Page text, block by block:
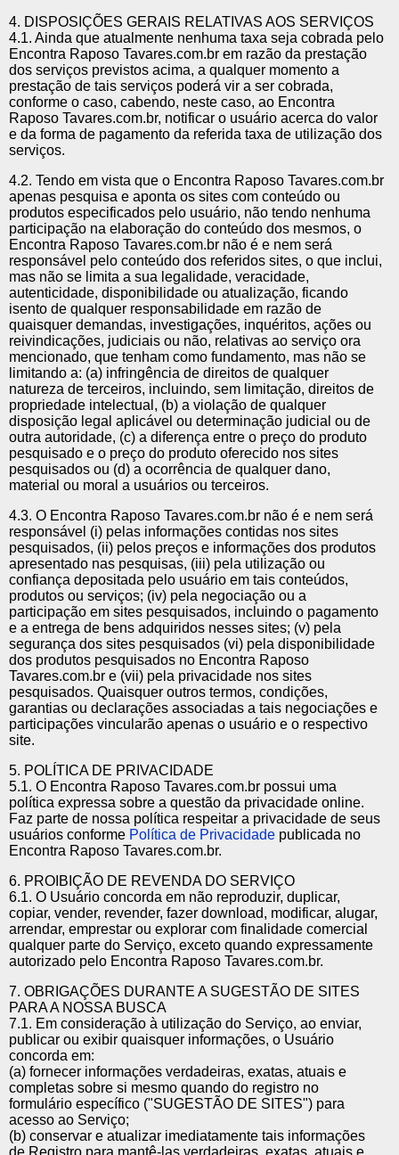
4. DISPOSIÇÕES GERAIS RELATIVAS AOS SERVIÇOS
4.1. Ainda que atualmente nenhuma taxa seja cobrada pelo
Encontra Raposo Tavares.com.br em razão da prestação
dos serviços previstos acima, a qualquer momento a
prestação de tais serviços poderá vir a ser cobrada,
conforme o caso, cabendo, neste caso, ao Encontra
Raposo Tavares.com.br, notificar o usuário acerca do valor
e da forma de pagamento da referida taxa de utilização dos
serviços.
4.2. Tendo em vista que o Encontra Raposo Tavares.com.br
apenas pesquisa e aponta os sites com conteúdo ou
produtos especificados pelo usuário, não tendo nenhuma
participação na elaboração do conteúdo dos mesmos, o
Encontra Raposo Tavares.com.br não é e nem será
responsável pelo conteúdo dos referidos sites, o que inclui,
mas não se limita a sua legalidade, veracidade,
autenticidade, disponibilidade ou atualização, ficando
isento de qualquer responsabilidade em razão de
quaisquer demandas, investigações, inquéritos, ações ou
reivindicações, judiciais ou não, relativas ao serviço ora
mencionado, que tenham como fundamento, mas não se
limitando a: (a) infringência de direitos de qualquer
natureza de terceiros, incluindo, sem limitação, direitos de
propriedade intelectual, (b) a violação de qualquer
disposição legal aplicável ou determinação judicial ou de
outra autoridade, (c) a diferença entre o preço do produto
pesquisado e o preço do produto oferecido nos sites
pesquisados ou (d) a ocorrência de qualquer dano,
material ou moral a usuários ou terceiros.
4.3. O Encontra Raposo Tavares.com.br não é e nem será
responsável (i) pelas informações contidas nos sites
pesquisados, (ii) pelos preços e informações dos produtos
apresentado nas pesquisas, (iii) pela utilização ou
confiança depositada pelo usuário em tais conteúdos,
produtos ou serviços; (iv) pela negociação ou a
participação em sites pesquisados, incluindo o pagamento
e a entrega de bens adquiridos nesses sites; (v) pela
segurança dos sites pesquisados (vi) pela disponibilidade
dos produtos pesquisados no Encontra Raposo
Tavares.com.br e (vii) pela privacidade nos sites
pesquisados. Quaisquer outros termos, condições,
garantias ou declarações associadas a tais negociações e
participações vincularão apenas o usuário e o respectivo
site.
5. POLÍTICA DE PRIVACIDADE
5.1. O Encontra Raposo Tavares.com.br possui uma
política expressa sobre a questão da privacidade online.
Faz parte de nossa política respeitar a privacidade de seus
usuários conforme Política de Privacidade publicada no
Encontra Raposo Tavares.com.br.
6. PROIBIÇÃO DE REVENDA DO SERVIÇO
6.1. O Usuário concorda em não reproduzir, duplicar,
copiar, vender, revender, fazer download, modificar, alugar,
arrendar, emprestar ou explorar com finalidade comercial
qualquer parte do Serviço, exceto quando expressamente
autorizado pelo Encontra Raposo Tavares.com.br.
7. OBRIGAÇÕES DURANTE A SUGESTÃO DE SITES
PARA A NOSSA BUSCA
7.1. Em consideração à utilização do Serviço, ao enviar,
publicar ou exibir quaisquer informações, o Usuário
concorda em:
(a) fornecer informações verdadeiras, exatas, atuais e
completas sobre si mesmo quando do registro no
formulário específico ("SUGESTÃO DE SITES") para
acesso ao Serviço;
(b) conservar e atualizar imediatamente tais informações
de Registro para mantê-las verdadeiras, exatas, atuais e